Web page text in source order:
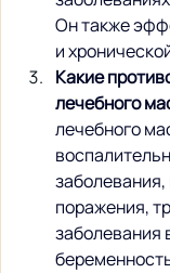
Он также
и
Какие
лечебного
лечебного
поражения,
заболевания